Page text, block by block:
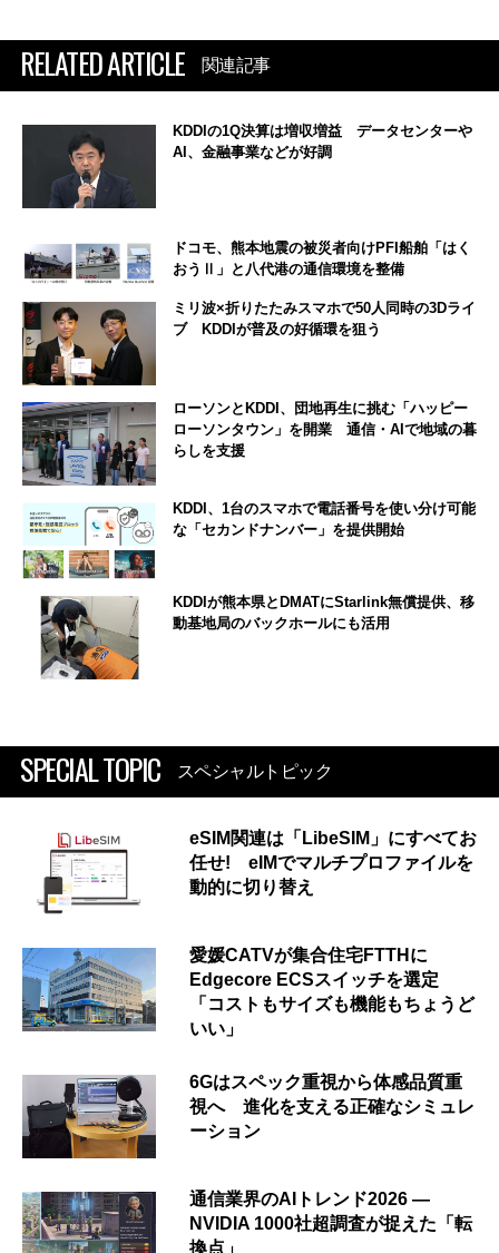
RELATED ARTICLE 関連記事
KDDIの1Q決算は増収増益 データセンターや
AI、金融事業などが好調
ドコモ、熊本地震の被災者向けPFI船舶「はく
おうⅡ」と八代港の通信環境を整備
ミリ波×折りたたみスマホで50人同時の3Dライ
ブ KDDIが普及の好循環を狙う
ローソンとKDDI、団地再生に挑む「ハッピー
ローソンタウン」を開業 通信・AIで地域の暮
らしを支援
KDDI、1台のスマホで電話番号を使い分け可能
な「セカンドナンバー」を提供開始
KDDIが熊本県とDMATにStarlink無償提供、移
動基地局のバックホールにも活用
SPECIAL TOPIC スペシャルトピック
eSIM関連は「LibeSIM」にすべてお
任せ! eIMでマルチプロファイルを
動的に切り替え
愛媛CATVが集合住宅FTTHに
Edgecore ECSスイッチを選定
「コストもサイズも機能もちょうど
いい」
6Gはスペック重視から体感品質重
視へ 進化を支える正確なシミュレ
ーション
通信業界のAIトレンド2026 ―
NVIDIA 1000社超調査が捉えた「転
換点」